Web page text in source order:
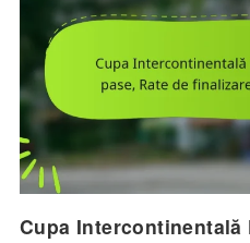
Cupa Intercontinentală